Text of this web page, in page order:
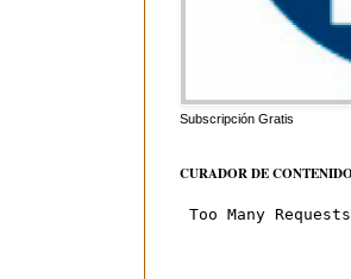
Subscripción Gratis
CURADOR DE